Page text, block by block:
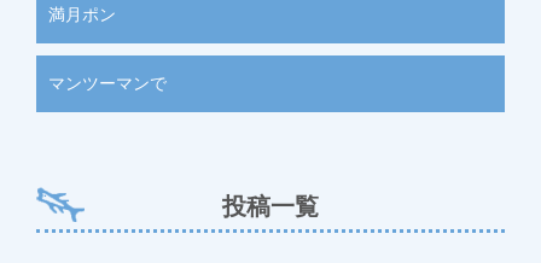
満月ポン
マンツーマンで
投稿一覧